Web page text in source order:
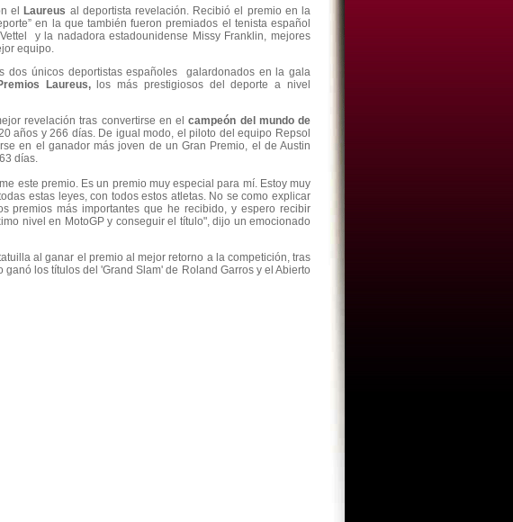
el Laureus al deportista revelación. Recibió el premio en la
en la que también fueron premiados el tenista español
y la nadadora estadounidense Missy Franklin, mejores
equipo.
dos únicos deportistas españoles galardonados en la gala
Laureus,los más prestigiosos del deporte a nivel
revelación tras convertirse en elcampeón del mundo de
años y 266 días. De igual modo, el piloto del equipo Repsol
en el ganador más joven de un Gran Premio, el de Austin
días.
este premio. Es un premio muy especial para mí. Estoy muy
estas leyes, con todos estos atletas. No se como explicar
premios más importantes que he recibido, y espero recibir
nivel en MotoGP y conseguir el título", dijo un emocionado
al ganar el premio al mejor retorno a la competición, tras
los títulos del 'Grand Slam' de Roland Garros y el Abierto